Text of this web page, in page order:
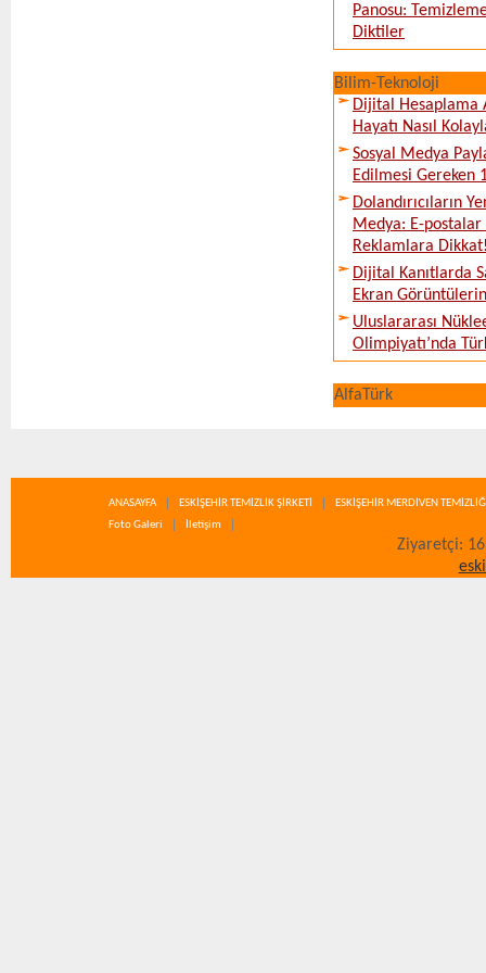
Panosu:
Diktiler
Bilim-Teknoloji
Dijital Hesaplama
Hayatı Nasıl
Sosyal Medya
Edilmesi Gereken
Dolandırıcıların
Medya: E-postalar
Reklamlara
Dijital Kanıtlarda
Ekran
Uluslararası
Olimpiyatı’nda
AlfaTürk
ANASAYFA ESKİŞEHİR TEMİZLİK ŞİRKETİ
ESKİŞEHİR MERDİVEN
Foto Galeri
İletişim
Ziyaretçi: